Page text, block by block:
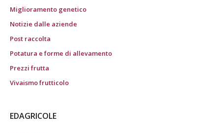
Miglioramento genetico
Notizie dalle aziende
Post raccolta
Potatura e forme di allevamento
Prezzi frutta
Vivaismo frutticolo
EDAGRICOLE